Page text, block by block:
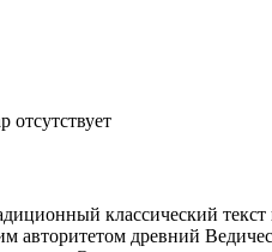
классический
авторитетом древний